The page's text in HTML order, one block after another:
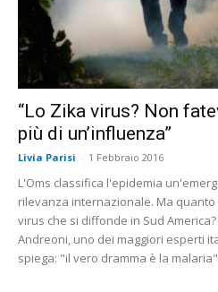
“Lo Zika virus? Non
più di un’influenza”
Livia Parisi - 1 Febbraio 2016
L'Oms classifica l'epidemia
rilevanza internazionale. Ma
virus che si diffonde in Sud
Andreoni, uno dei maggiori esperti
spiega: "il vero dramma è la malaria"